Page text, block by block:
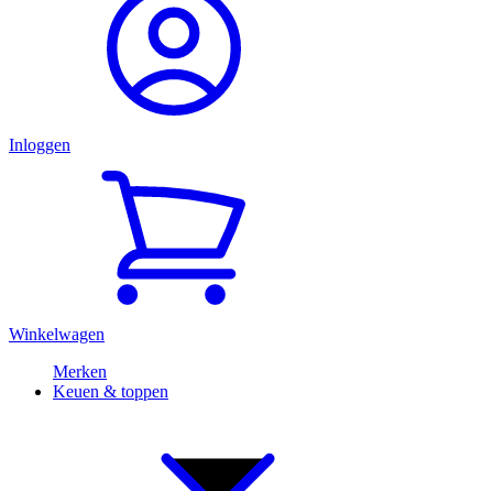
Inloggen
Winkelwagen
Merken
Keuen & toppen